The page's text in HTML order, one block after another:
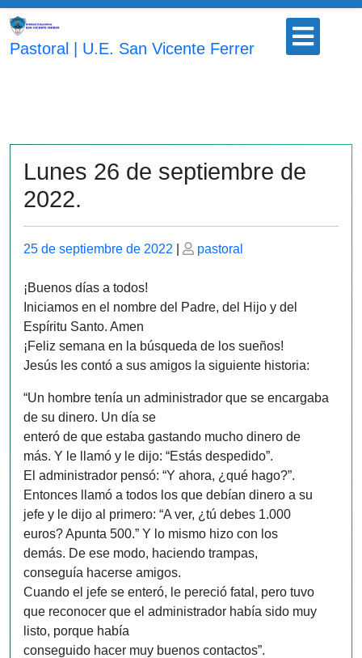
Saltar
contenido
Pastoral | U.E. San Vicente Ferrer
Botón
abrir
Lunes 26 de septiembre de
2022.
Publicado
25 de septiembre de 2022
Publicado
pastoral
¡Buenos días a todos!
Iniciamos en el nombre del Padre, del Hijo y del
Espíritu Santo. Amen
¡Feliz semana en la búsqueda de los sueños!
Jesús les contó a sus amigos la siguiente historia:
“Un hombre tenía un administrador que se encargaba
de su dinero. Un día se
enteró de que estaba gastando mucho dinero de
más. Y le llamó y le dijo: “Estás despedido”.
El administrador pensó: “Y ahora, ¿qué hago?”.
Entonces llamó a todos los que debían dinero a su
jefe y le dijo al primero: “A ver, ¿tú debes 1.000
euros? Apunta 500.” Y lo mismo hizo con los
demás. De ese modo, haciendo trampas,
conseguía hacerse amigos.
Cuando el jefe se enteró, le pereció fatal, pero tuvo
que reconocer que el administrador había sido muy
listo, porque había
conseguido hacer muy buenos contactos”.